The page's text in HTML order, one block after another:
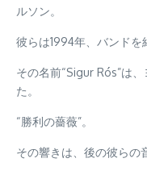
ルソン。
彼らは1994年、バンドを
その名前“Sigur Rós”は
た。
“勝利の薔薇”。
その響きは、後の彼らの